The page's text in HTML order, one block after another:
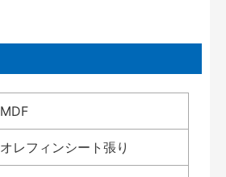
MDF
オレフィンシート張り